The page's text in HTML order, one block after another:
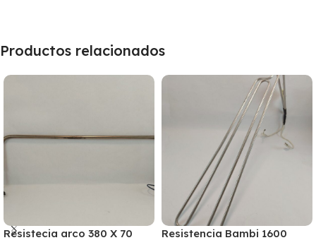
Productos relacionados
Resistecia arco 380 X 70 Resistencia Bambi 1600